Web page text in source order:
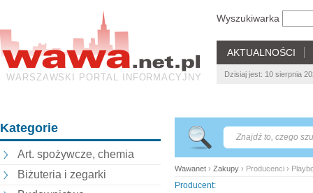
WARSZAWSKI PORTAL INFORMACYJNY
Wyszukiwarka
AKTUALNOŚCI
Dzisiaj jest: 10 sierpnia
Kategorie
Art. spożywcze, chemia
Biżuteria i zegarki
Wawanet › Zakupy › Producenci ›
Producent: